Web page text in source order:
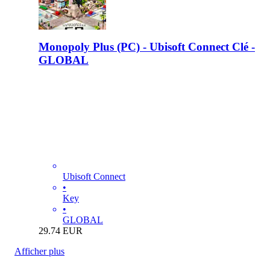
Monopoly Plus (PC) - Ubisoft Connect Clé -
GLOBAL
Ubisoft Connect
•
Key
•
GLOBAL
29.74 EUR
Afficher plus